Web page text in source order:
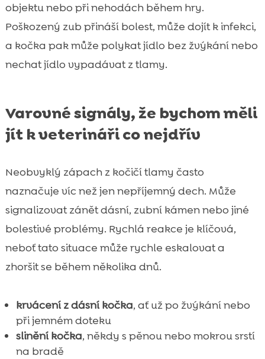
objektu nebo při nehodách během hry.
Poškozený zub přináší bolest, může dojít k infekci,
a kočka pak může polykat jídlo bez žvýkání nebo
nechat jídlo vypadávat z tlamy.
Varovné signály, že bychom měli
jít k veterináři co nejdřív
Neobvyklý zápach z kočičí tlamy často
naznačuje víc než jen nepříjemný dech. Může
signalizovat zánět dásní, zubní kámen nebo jiné
bolestivé problémy. Rychlá reakce je klíčová,
neboť tato situace může rychle eskalovat a
zhoršit se během několika dnů.
krvácení z dásní kočka, ať už po žvýkání nebo
při jemném doteku
slinění kočka, někdy s pěnou nebo mokrou srstí
na bradě